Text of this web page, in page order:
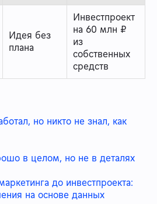
Идея без
плана
Инвестпроект
на 60 млн ₽
из
собственных
средств
но никто не знал, как
в целом, но не в деталях
до инвестпроекта:
на основе данных